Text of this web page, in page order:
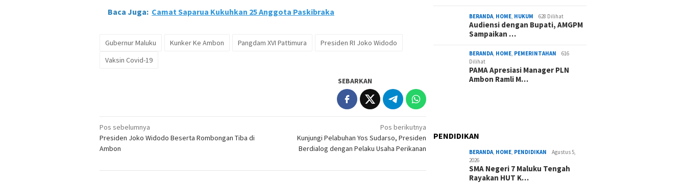
Baca Juga: Camat Saparua Kukuhkan 25 Anggota Paskibraka
Gubernur Maluku Kunker Ke Ambon Pangdam XVI Pattimura
Presiden RI Joko Widodo
Vaksin Covid-19
SEBARKAN
Navigasi
pos
Pos sebelumnya
Presiden Joko Widodo Beserta Rombongan Tiba di
Ambon
Pos berikutnya
Kunjungi Pelabuhan Yos Sudarso, Presiden
Berdialog dengan Pelaku Usaha Perikanan
BERANDA HOME HUKUM 628 Dilihat
Audiensi dengan Bupati, AMGPM
Sampaikan …
BERANDA HOME PEMERINTAHAN
616
Dilihat
PAMA Apresiasi Manager PLN
Ambon Ramli M…
PENDIDIKAN
BERANDA HOME PENDIDIKAN
Agustus 5,
2026
SMA Negeri 7 Maluku Tengah
Rayakan HUT K…